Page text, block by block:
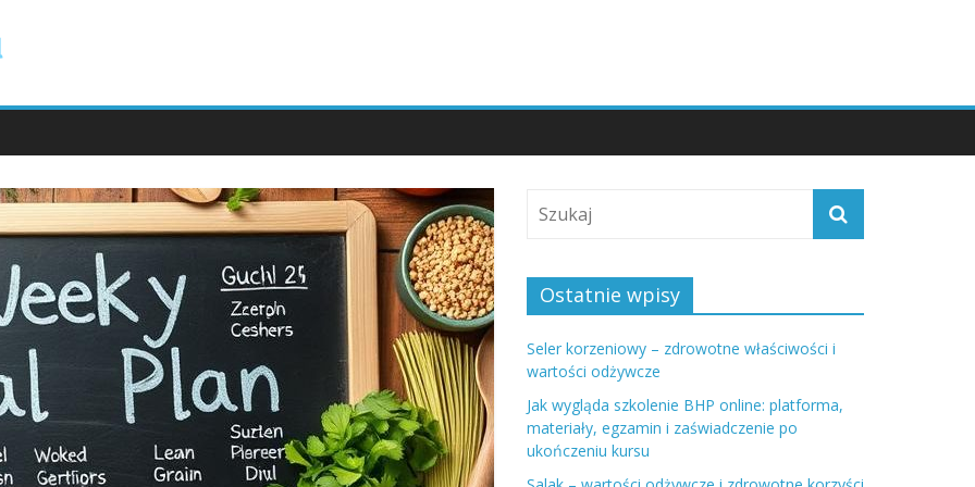
Ostatnie wpisy
Seler korzeniowy – zdrowotne właściwości i
wartości odżywcze
Jak wygląda szkolenie BHP online: platforma,
materiały, egzamin i zaświadczenie po
ukończeniu kursu